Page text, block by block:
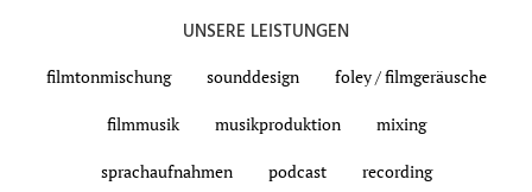
UNSERE LEISTUNGEN
filmtonmischung sounddesign foley / filmgeräusche
filmmusik musikproduktion mixing
sprachaufnahmen podcast recording